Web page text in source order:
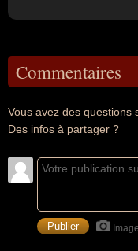
Commentaires
Vous avez des questions
Des infos à partager ?
Image